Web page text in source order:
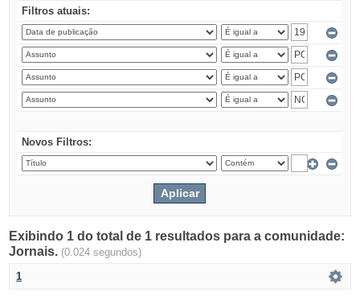
Filtros atuais:
Novos Filtros:
Exibindo 1 do total de 1 resultados para a comunidade:
Jornais. (0.024 segundos)
1